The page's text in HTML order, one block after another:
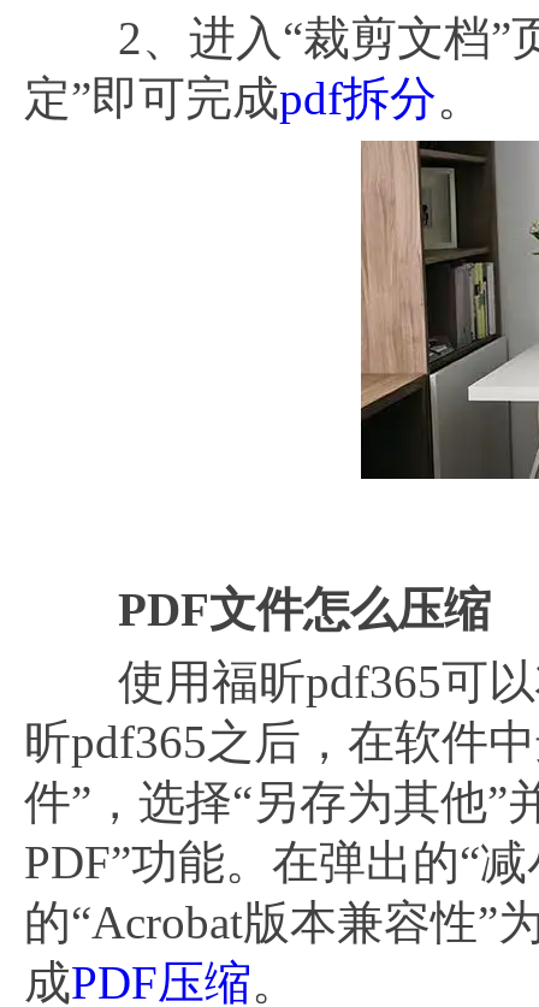
2、进入“裁剪文档”
定”即可完成pdf拆分。
PDF文件怎么压缩
使用福昕pdf365可以
昕pdf365之后，在软件
件”，选择“另存为其他”
PDF”功能。在弹出的“
的“Acrobat版本兼容性”
成PDF压缩。